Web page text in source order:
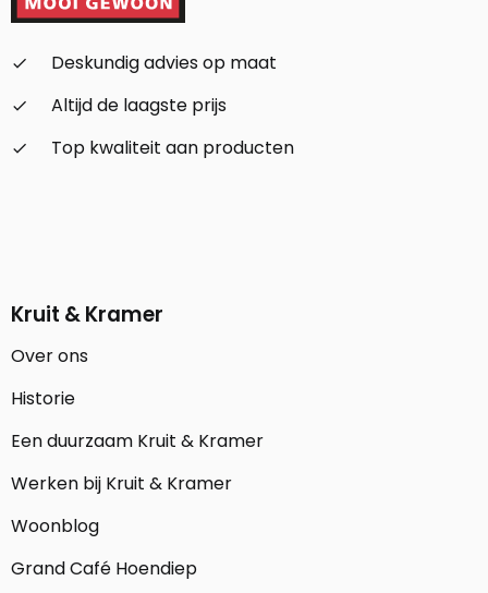
check_small
Deskundig advies op maat
check_small
Altijd de laagste prijs
check_small
Top kwaliteit aan producten
Kruit & Kramer
Over ons
Historie
Een duurzaam Kruit & Kramer
Werken bij Kruit & Kramer
Woonblog
Grand Café Hoendiep